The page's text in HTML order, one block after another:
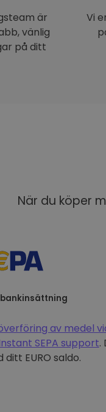
är
vänlig
på ditt
Vi
När du köper
bankinsättning
av medel
SEPA support.
EURO saldo.